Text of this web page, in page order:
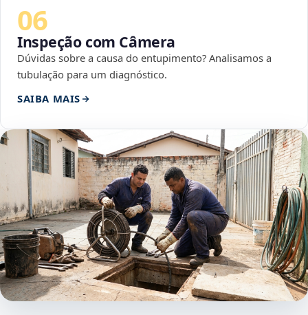
06
Inspeção com Câmera
Dúvidas sobre a causa do entupimento? Analisamos a
tubulação para um diagnóstico.
SAIBA MAIS